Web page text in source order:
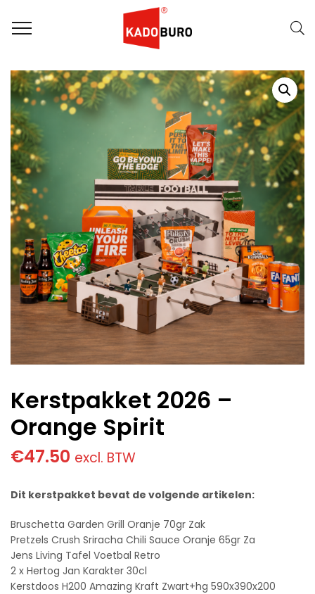
Home Kerstpakketten,WK pakketten
Kerstpakket 2026 – Orange Spirit
Kerstpakket 2026 –
Orange Spirit
€47.50 excl. BTW
Dit kerstpakket bevat de volgende artikelen:
Bruschetta Garden Grill Oranje 70gr Zak
Pretzels Crush Sriracha Chili Sauce Oranje 65gr Za
Jens Living Tafel Voetbal Retro
2 x Hertog Jan Karakter 30cl
Kerstdoos H200 Amazing Kraft Zwart+hg 590x390x200